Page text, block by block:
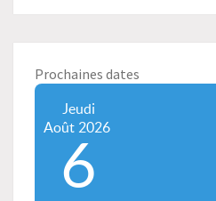
Prochaines dates
Jeudi
Août 2026
6